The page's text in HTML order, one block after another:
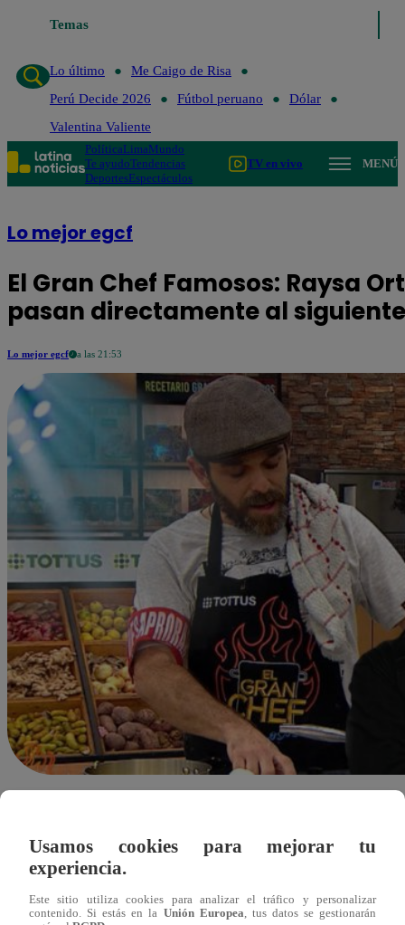
Temas
de Risa Perú Decide 2026
Lo último
Me Caigo de Risa
Perú Decide 2026
Fútbol peruano
Dólar
Valentina Valiente
PolíticaLimaMundo
Te ayudoTendencias
DeportesEspectáculos
TV en vivo MENÚ
Lo mejor egcf
El Gran Chef Famosos: Raysa
pasan directamente al
Lo mejor egcf a las 21:53
Raysa Ortiz y Tito Vega SORPRENDIERON al jurado
trabajo como dupla. Ambos alumnos deleitaron los
Usamos cookies para mejorar tu
experiencia.
Este sitio utiliza cookies para analizar el tráfico y personalizar
contenido. Si estás en la Unión Europea , tus datos se gestionarán